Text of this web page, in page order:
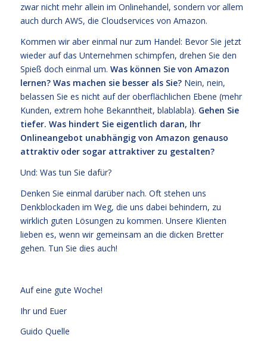
zwar nicht mehr allein im Onlinehandel, sondern vor allem
auch durch AWS, die Cloudservices von Amazon.
Kommen wir aber einmal nur zum Handel: Bevor Sie jetzt
wieder auf das Unternehmen schimpfen, drehen Sie den
Spieß doch einmal um. Was können Sie von Amazon
lernen? Was machen sie besser als Sie?Nein, nein,
belassen Sie es nicht auf der oberflächlichen Ebene (mehr
Kunden, extrem hohe Bekanntheit, blablabla). Gehen Sie
tiefer. Was hindert Sie eigentlich daran, Ihr
Onlineangebot unabhängig von Amazon genauso
attraktiv oder sogar attraktiver zu gestalten?
Und: Was tun Sie dafür?
Denken Sie einmal darüber nach. Oft stehen uns
Denkblockaden im Weg, die uns dabei behindern, zu
wirklich guten Lösungen zu kommen. Unsere Klienten
lieben es, wenn wir gemeinsam an die dicken Bretter
gehen. Tun Sie dies auch!
Auf eine gute Woche!
Ihr und Euer
Guido Quelle